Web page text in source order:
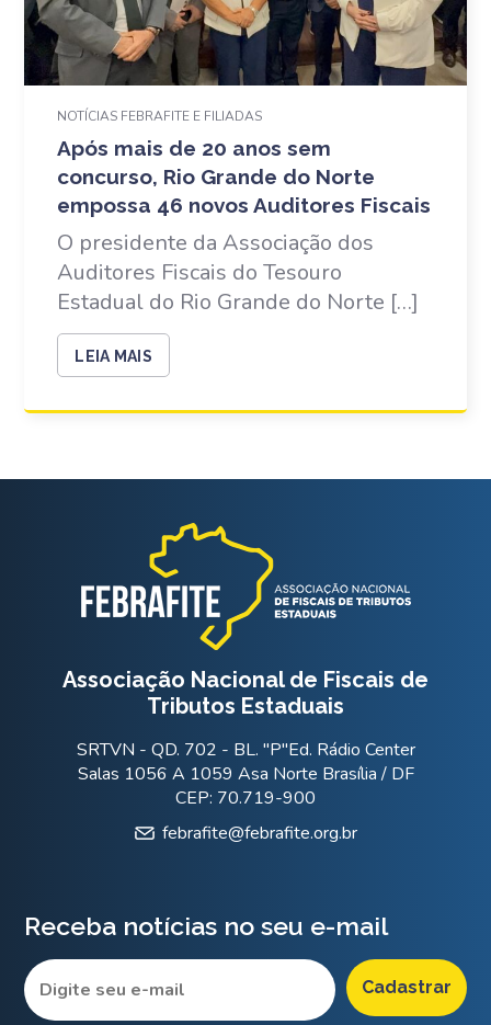
NOTÍCIAS FEBRAFITE E FILIADAS
Após mais de 20 anos sem
concurso, Rio Grande do Norte
empossa 46 novos Auditores Fiscais
O presidente da Associação dos
Auditores Fiscais do Tesouro
Estadual do Rio Grande do Norte […]
LEIA MAIS
Associação Nacional de Fiscais de
Tributos Estaduais
SRTVN - QD. 702 - BL. "P"Ed. Rádio Center
Salas 1056 A 1059 Asa Norte Brasília / DF
CEP: 70.719-900
febrafite@febrafite.org.br
Receba notícias no seu e-mail